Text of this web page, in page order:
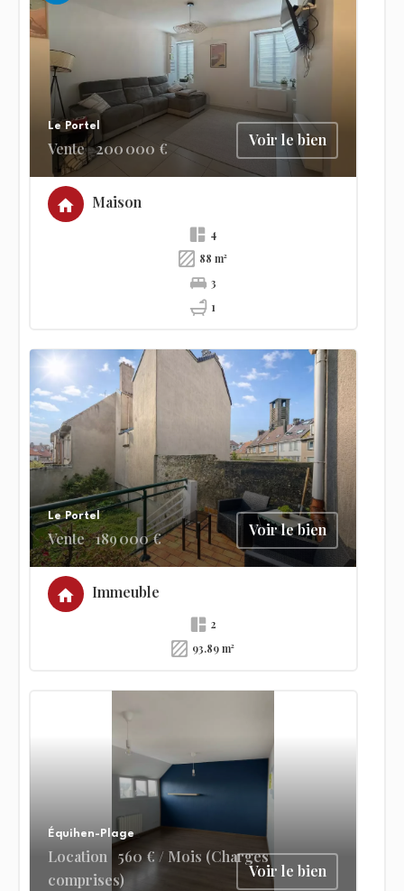
Le Portel
Vente 200 000 € Voir le bien
Maison
4
88 m²
3
1
Le Portel
Vente 189 000 € Voir le bien
Immeuble
2
93.89 m²
Équihen-Plage
Location 560 € / Mois (Charges
comprises)
Voir le bien